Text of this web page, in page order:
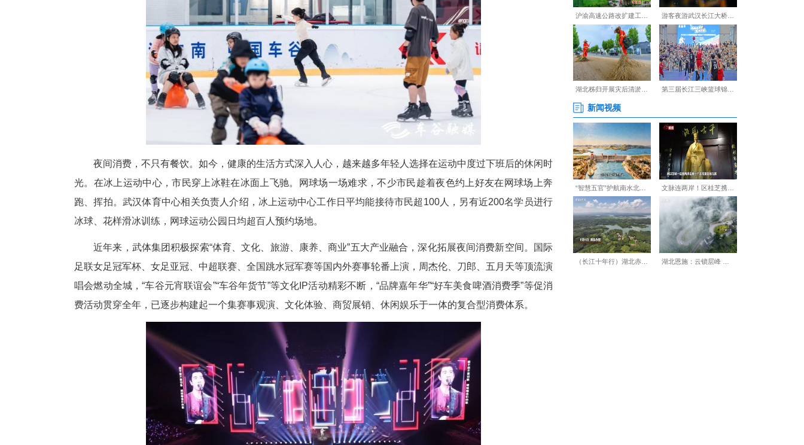
1月8日晚，华灯初上，武汉体育中心烟火升腾。白丁艺术岛空气中飘散着云贵川特色菜系独有的风味，工作
人员脚步匆匆。当夜，他们要接待100多位市民就餐。“冬天了，人会少一些，夏季，我们每天晚上要接待五六百位
顾客。”白丁艺术岛店长陈晴说，为了丰富晚间营业，白丁艺术岛还推出了烧烤、乐队演出等活动。
夜间消费，不只有餐饮。如今，健康的生活方式深入人心，越来越多年轻人选择在运动中度过下班后的休闲时
光。在冰上运动中心，市民穿上冰鞋在冰面上飞驰。网球场一场难求，不少市民趁着夜色约上好友在网球场上奔
跑、挥拍。武汉体育中心相关负责人介绍，冰上运动中心工作日平均能接待市民超100人，另有近200名学员进行
冰球、花样滑冰训练，网球运动公园日均超百人预约场地。